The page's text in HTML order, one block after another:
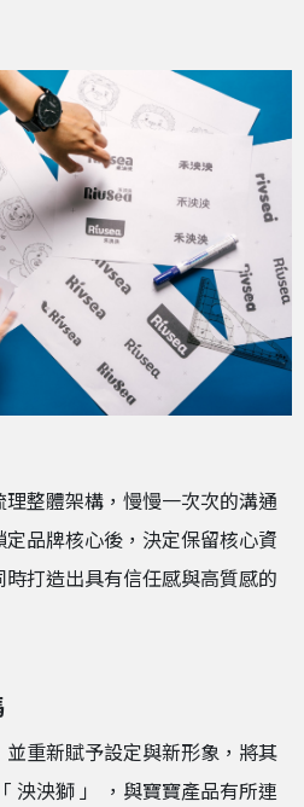
整體架構，慢慢一次次的溝通
品牌核心後，決定保留核心資
打造出具有信任感與高質感的
重新賦予設定與新形象，將其
泱泱獅 」 ，與寶寶產品有所連